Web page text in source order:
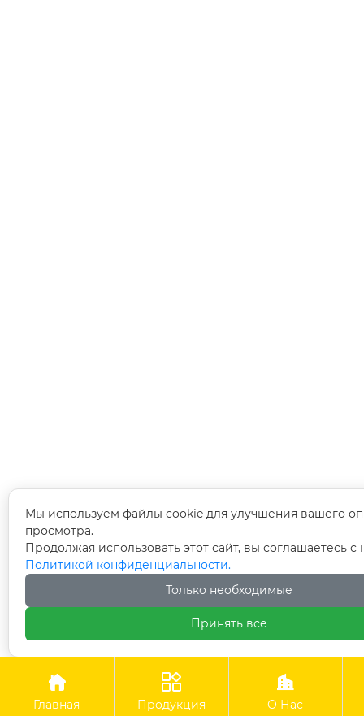

Главная

Продукция

О Нас
Мы используем файлы cookie для улучшения вашего
просмотра.
Продолжая использовать этот сайт, вы соглашаетесь
Политикой конфиденциальности.
Только необходимые
Принять все